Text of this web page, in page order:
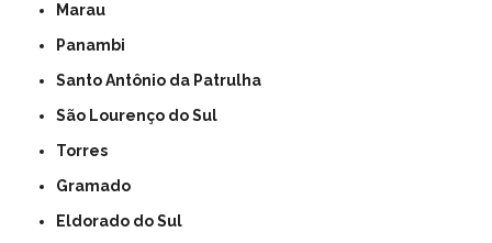
Marau
Panambi
Santo Antônio da Patrulha
São Lourenço do Sul
Torres
Gramado
Eldorado do Sul